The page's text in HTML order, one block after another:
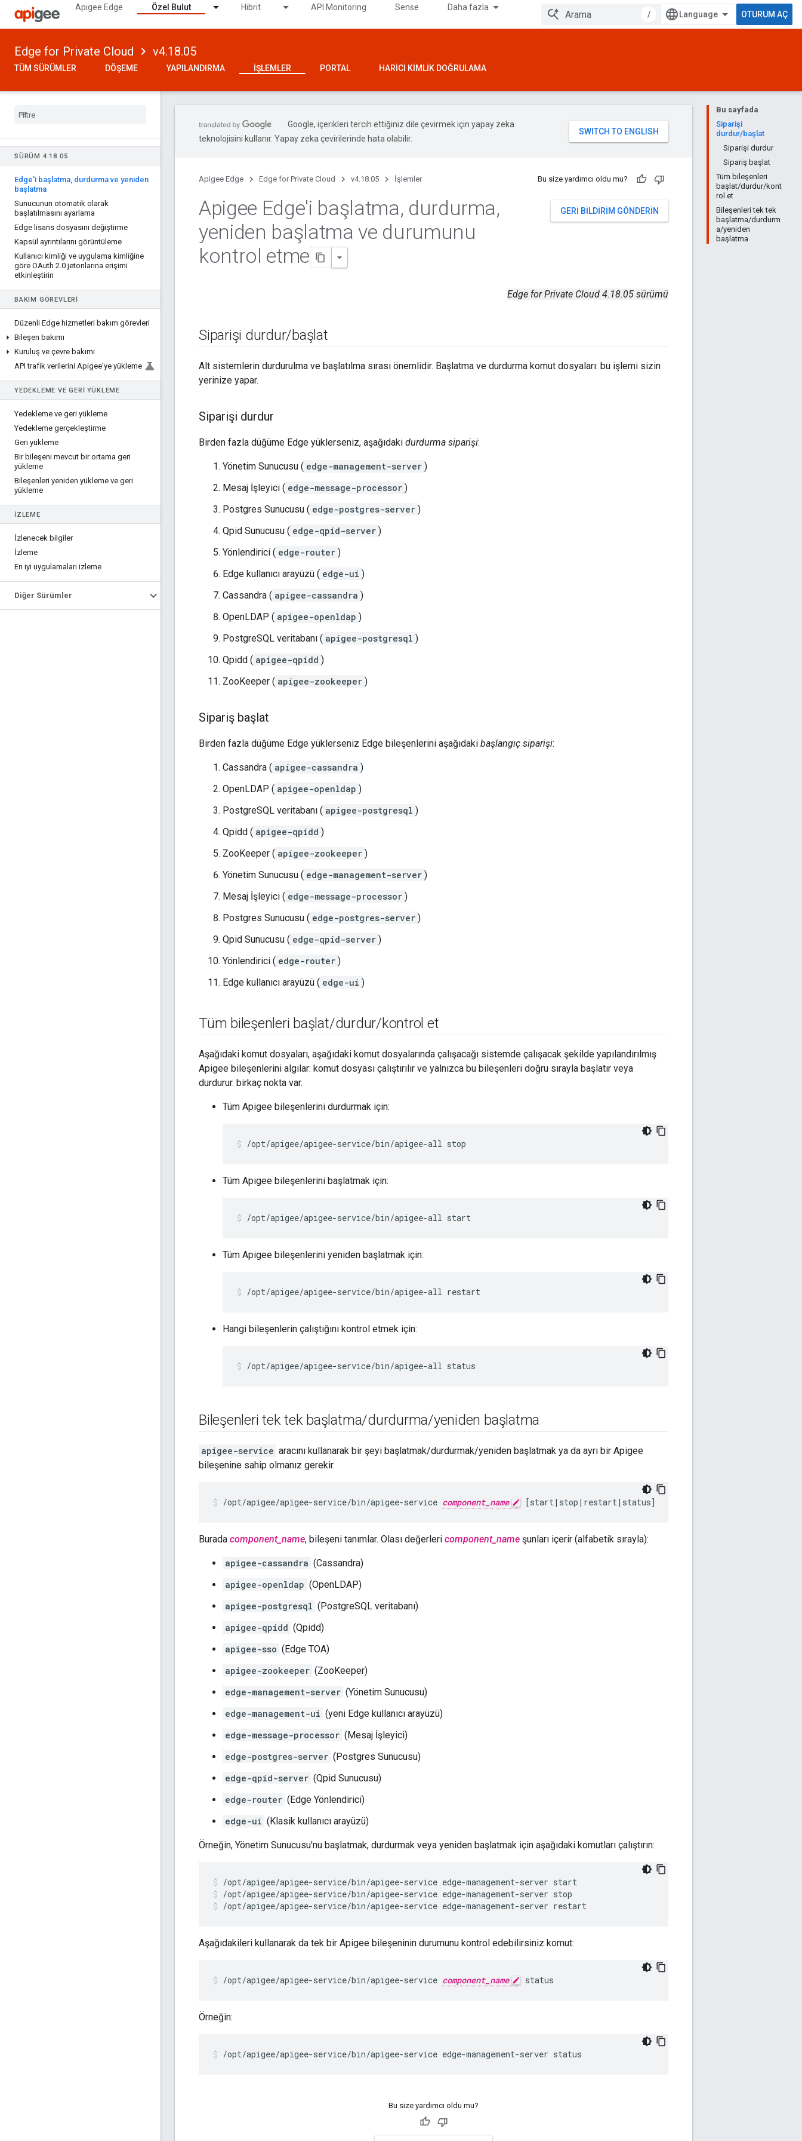
Apigee Edge Özel Bulut Hibrit API Monitoring Sense Daha fazla
/ OTURUM AÇ
Edge for Private Cloud v4.18.05
TÜM SÜRÜMLER DÖŞEME YAPILANDIRMA İŞLEMLER PORTAL HARICI KIMLIK DOĞRULAMA
SÜRÜM 4.18.05
Edge'i başlatma, durdurma ve yeniden
başlatma
Sunucunun otomatik olarak
başlatılmasını ayarlama
Edge lisans dosyasını değiştirme
Kapsül ayrıntılarını görüntüleme
Kullanıcı kimliği ve uygulama kimliğine
göre OAuth 2.0 jetonlarına erişimi
etkinleştirin
BAKIM GÖREVLERI
Düzenli Edge hizmetleri bakım görevleri
Bileşen bakımı
Kuruluş ve çevre bakımı
API trafik verilerini Apigee'ye yükleme
YEDEKLEME VE GERI YÜKLEME
Yedekleme ve geri yükleme
Yedekleme gerçekleştirme
Geri yükleme
Bir bileşeni mevcut bir ortama geri
yükleme
Bileşenleri yeniden yükleme ve geri
yükleme
İZLEME
İzlenecek bilgiler
İzleme
En iyi uygulamaları izleme
Diğer Sürümler
Bu sayfada
Siparişi
durdur/başlat
Siparişi durdur
Sipariş başlat
Tüm bileşenleri
başlat/durdur/kont
rol et
Bileşenleri tek tek
başlatma/durdurm
a/yeniden
başlatma
Google, içerikleri tercih ettiğiniz dile çevirmek için yapay zeka
teknolojisini kullanır. Yapay zeka çevirilerinde hata olabilir.
Apigee Edge Edge for Private Cloud v4.18.05 İşlemler Bu size yardımcı oldu mu?
GERI BILDIRIM GÖNDERIN
Apigee Edge'i başlatma, durdurma,
yeniden başlatma ve durumunu
kontrol etme
Edge for Private Cloud 4.18.05 sürümü
Siparişi durdur/başlat
Alt sistemlerin durdurulma ve başlatılma sırası önemlidir. Başlatma ve durdurma komut dosyaları: bu işlemi sizin
yerinize yapar.
Siparişi durdur
Birden fazla düğüme Edge yüklerseniz, aşağıdaki durdurma siparişi:
Yönetim Sunucusu ( edge-management-server )
Mesaj İşleyici ( edge-message-processor )
Postgres Sunucusu ( edge-postgres-server )
Qpid Sunucusu ( edge-qpid-server )
Yönlendirici ( edge-router )
Edge kullanıcı arayüzü ( edge-ui )
Cassandra ( apigee-cassandra )
OpenLDAP ( apigee-openldap )
PostgreSQL veritabanı ( apigee-postgresql )
Qpidd ( apigee-qpidd )
ZooKeeper ( apigee-zookeeper )
Sipariş başlat
Birden fazla düğüme Edge yüklerseniz Edge bileşenlerini aşağıdaki başlangıç siparişi:
Cassandra ( apigee-cassandra )
OpenLDAP ( apigee-openldap )
PostgreSQL veritabanı ( apigee-postgresql )
Qpidd ( apigee-qpidd )
ZooKeeper ( apigee-zookeeper )
Yönetim Sunucusu ( edge-management-server )
Mesaj İşleyici ( edge-message-processor )
Postgres Sunucusu ( edge-postgres-server )
Qpid Sunucusu ( edge-qpid-server )
Yönlendirici ( edge-router )
Edge kullanıcı arayüzü ( edge-ui )
Tüm bileşenleri başlat/durdur/kontrol et
Aşağıdaki komut dosyaları, aşağıdaki komut dosyalarında çalışacağı sistemde çalışacak şekilde yapılandırılmış
Apigee bileşenlerini algılar: komut dosyası çalıştırılır ve yalnızca bu bileşenleri doğru sırayla başlatır veya
durdurur. birkaç nokta var.
Tüm Apigee bileşenlerini durdurmak için:
/opt/apigee/apigee-service/bin/apigee-all stop
Tüm Apigee bileşenlerini başlatmak için:
/opt/apigee/apigee-service/bin/apigee-all start
Tüm Apigee bileşenlerini yeniden başlatmak için:
/opt/apigee/apigee-service/bin/apigee-all restart
Hangi bileşenlerin çalıştığını kontrol etmek için:
/opt/apigee/apigee-service/bin/apigee-all status
Bileşenleri tek tek başlatma/durdurma/yeniden başlatma
apigee-service aracını kullanarak bir şeyi başlatmak/durdurmak/yeniden başlatmak ya da ayrı bir Apigee
bileşenine sahip olmanız gerekir.
/opt/apigee/apigee-service/bin/apigee-service component_name [start|stop|restart|status]
Burada component_name, bileşeni tanımlar. Olası değerleri component_name şunları içerir (alfabetik sırayla):
apigee-cassandra (Cassandra)
apigee-openldap (OpenLDAP)
apigee-postgresql (PostgreSQL veritabanı)
apigee-qpidd (Qpidd)
apigee-sso (Edge TOA)
apigee-zookeeper (ZooKeeper)
edge-management-server (Yönetim Sunucusu)
edge-management-ui (yeni Edge kullanıcı arayüzü)
edge-message-processor (Mesaj İşleyici)
edge-postgres-server (Postgres Sunucusu)
edge-qpid-server (Qpid Sunucusu)
edge-router (Edge Yönlendirici)
edge-ui (Klasik kullanıcı arayüzü)
Örneğin, Yönetim Sunucusu'nu başlatmak, durdurmak veya yeniden başlatmak için aşağıdaki komutları çalıştırın:
/opt/apigee/apigee-service/bin/apigee-service edge-management-server stop
/opt/apigee/apigee-service/bin/apigee-service edge-management-server restart
Aşağıdakileri kullanarak da tek bir Apigee bileşeninin durumunu kontrol edebilirsiniz komut:
/opt/apigee/apigee-service/bin/apigee-service component_name status
Örneğin:
/opt/apigee/apigee-service/bin/apigee-service edge-management-server status
Bu size yardımcı oldu mu?